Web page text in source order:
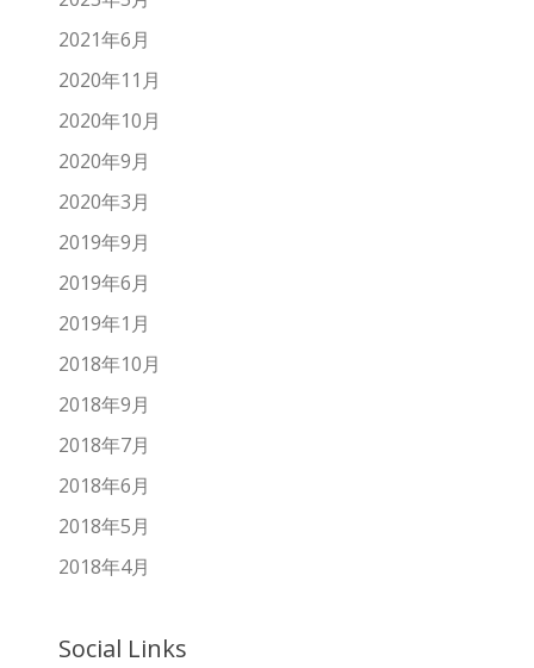
2021年6月
2020年11月
2020年10月
2020年9月
2020年3月
2019年9月
2019年6月
2019年1月
2018年10月
2018年9月
2018年7月
2018年6月
2018年5月
2018年4月
Social Links